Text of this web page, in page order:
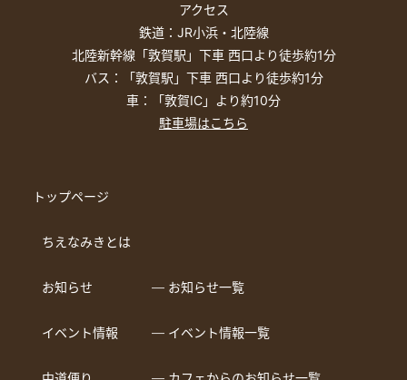
アクセス
鉄道：JR小浜・北陸線
北陸新幹線「敦賀駅」下車 西口より徒歩約1分
バス：「敦賀駅」下車 西口より徒歩約1分
車：「敦賀IC」より約10分
駐車場はこちら
トップページ
ちえなみきとは
お知らせ ― お知らせ一覧
イベント情報 ― イベント情報一覧